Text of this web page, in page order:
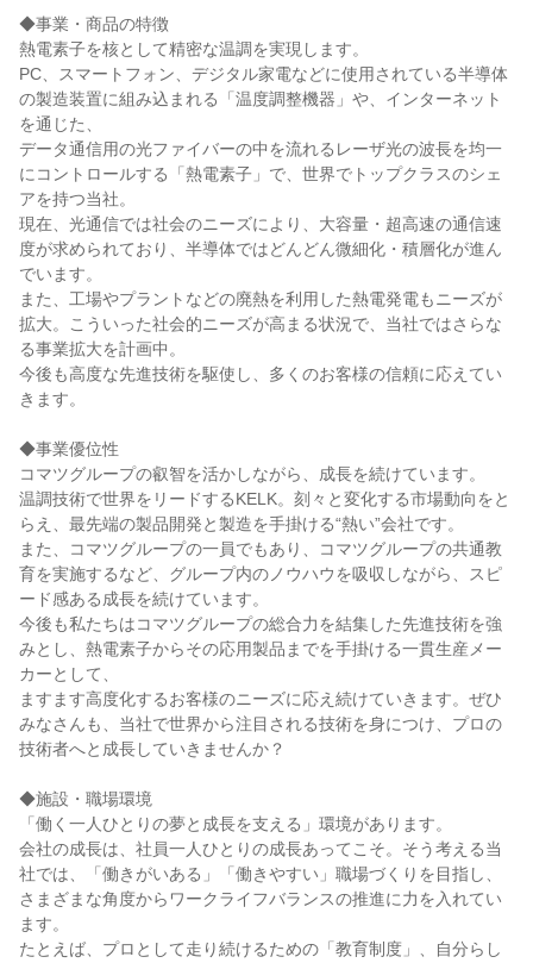
◆事業・商品の特徴
熱電素子を核として精密な温調を実現します。
PC、スマートフォン、デジタル家電などに使用されている半導体
の製造装置に組み込まれる「温度調整機器」や、インターネット
を通じた、
データ通信用の光ファイバーの中を流れるレーザ光の波長を均一
にコントロールする「熱電素子」で、世界でトップクラスのシェ
アを持つ当社。
現在、光通信では社会のニーズにより、大容量・超高速の通信速
度が求められており、半導体ではどんどん微細化・積層化が進ん
でいます。
また、工場やプラントなどの廃熱を利用した熱電発電もニーズが
拡大。こういった社会的ニーズが高まる状況で、当社ではさらな
る事業拡大を計画中。
今後も高度な先進技術を駆使し、多くのお客様の信頼に応えてい
きます。
◆事業優位性
コマツグループの叡智を活かしながら、成長を続けています。
温調技術で世界をリードするKELK。刻々と変化する市場動向をと
らえ、最先端の製品開発と製造を手掛ける“熱い”会社です。
また、コマツグループの一員でもあり、コマツグループの共通教
育を実施するなど、グループ内のノウハウを吸収しながら、スピ
ード感ある成長を続けています。
今後も私たちはコマツグループの総合力を結集した先進技術を強
みとし、熱電素子からその応用製品までを手掛ける一貫生産メー
カーとして、
ますます高度化するお客様のニーズに応え続けていきます。ぜひ
みなさんも、当社で世界から注目される技術を身につけ、プロの
技術者へと成長していきませんか？
◆施設・職場環境
「働く一人ひとりの夢と成長を支える」環境があります。
会社の成長は、社員一人ひとりの成長あってこそ。そう考える当
社では、「働きがいある」「働きやすい」職場づくりを目指し、
さまざまな角度からワークライフバランスの推進に力を入れてい
ます。
たとえば、プロとして走り続けるための「教育制度」、自分らし